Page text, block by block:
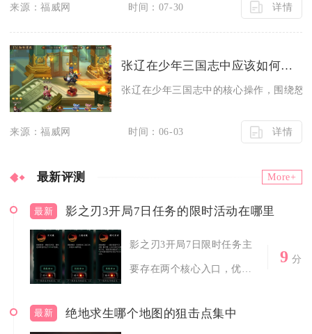
来源：福威网 时间：07-30 详情
张辽在少年三国志中应该如何操作
张辽在少年三国志中的核心操作，围绕怒
来源：福威网 时间：06-03 详情
最新评测 More+
最新 影之刃3开局7日任务的限时活动在哪里
影之刃3开局7日限时任务主
要存在两个核心入口，优先
9 分
最新 绝地求生哪个地图的狙击点集中